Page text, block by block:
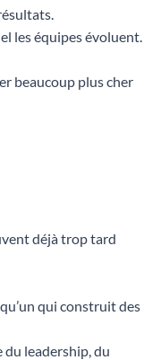
les équipes évoluent.
beaucoup plus cher
déjà trop tard
qui construit des
du leadership, du